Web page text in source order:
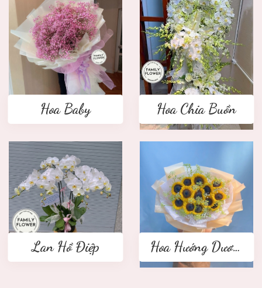
Hoa Baby Hoa Chia Buồn
Lan Hồ Điệp Hoa Hướng Dương